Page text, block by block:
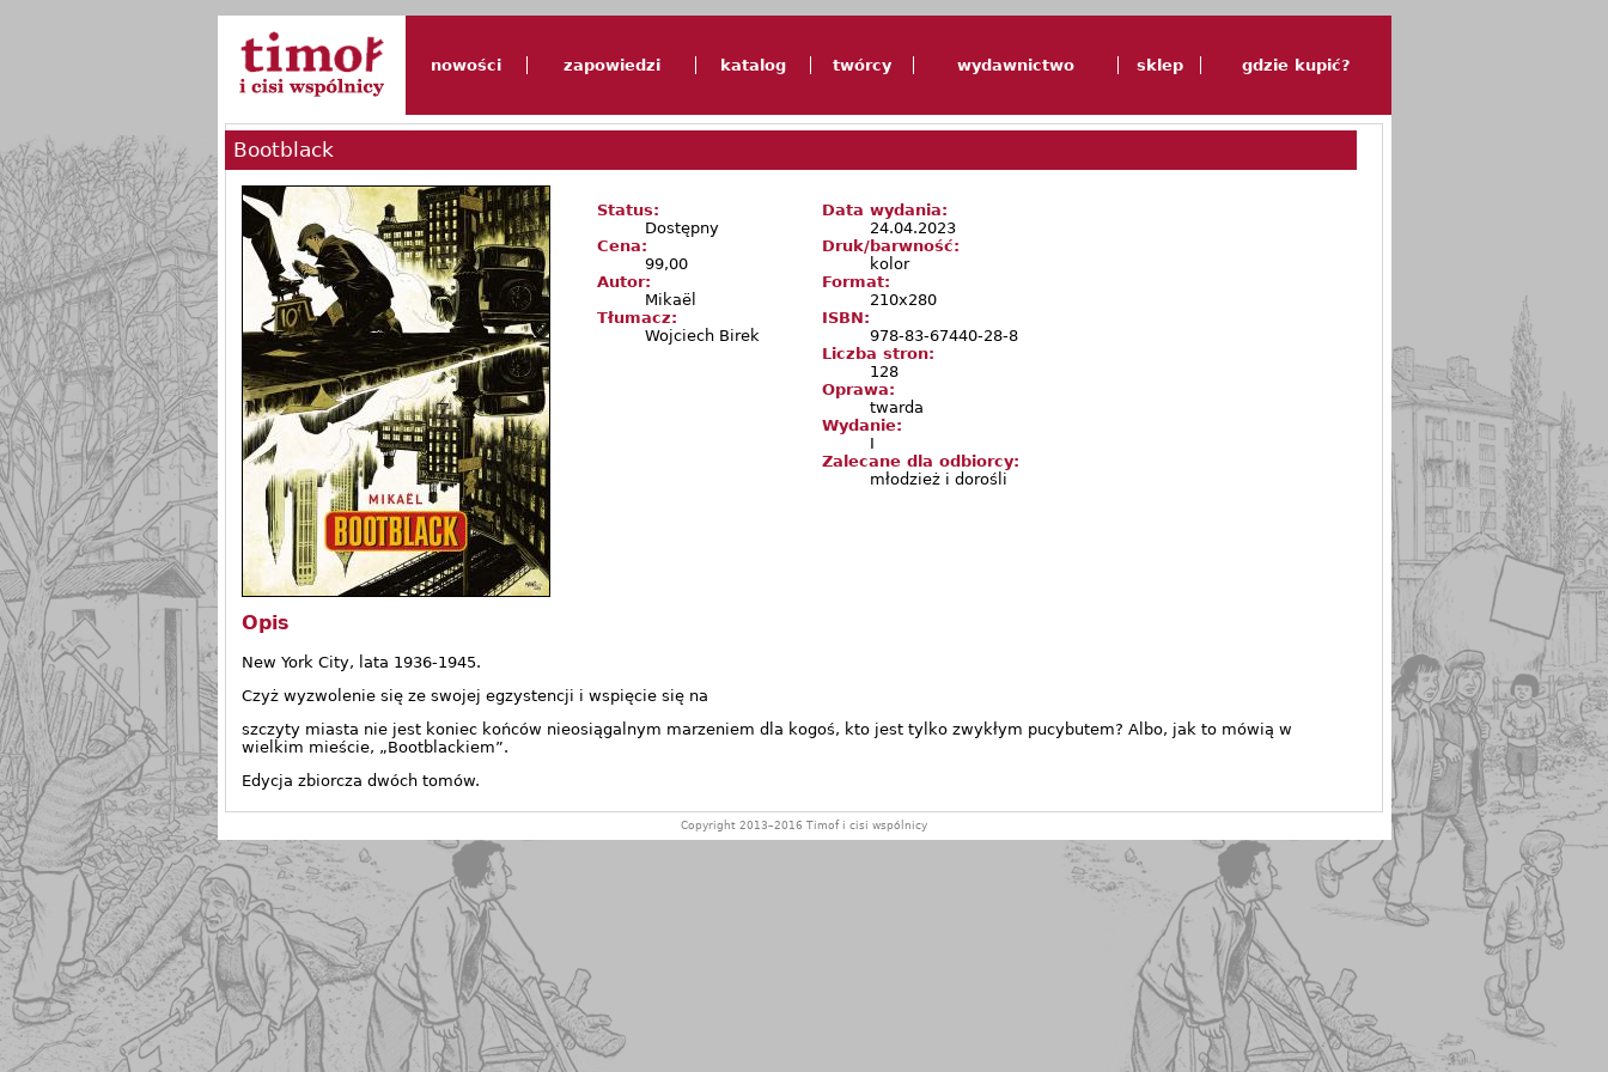
nowości zapowiedzi katalog twórcy wydawnictwo sklep gdzie kupić?
Bootblack
Status:
Dostępny
Cena:
99,00
Autor:
Mikaël
Tłumacz:
Wojciech Birek
Data wydania:
24.04.2023
Druk/barwność:
kolor
Format:
210x280
ISBN:
978-83-67440-28-8
Liczba stron:
128
Oprawa:
twarda
Wydanie:
I
Zalecane dla odbiorcy:
młodzież i dorośli
Opis
New York City, lata 1936-1945.
Czyż wyzwolenie się ze swojej egzystencji i wspięcie się na
szczyty miasta nie jest koniec końców nieosiągalnym marzeniem dla kogoś, kto jest tylko zwykłym pucybutem? Albo, jak to mówią w
wielkim mieście, „Bootblackiem”.
Edycja zbiorcza dwóch tomów.
Copyright 2013–2016 Timof i cisi wspólnicy